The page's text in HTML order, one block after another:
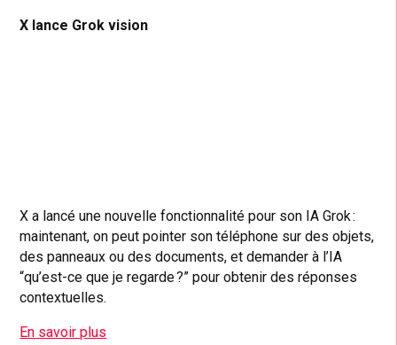
X lance Grok vision
X a lancé une nouvelle fonctionnalité pour son IA Grok :
maintenant, on peut pointer son téléphone sur des objets,
des panneaux ou des documents, et demander à l’IA
“qu’est-ce que je regarde ?” pour obtenir des réponses
contextuelles.
En savoir plus